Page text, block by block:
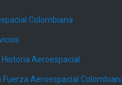
Colombiana
Aeroespacial
Fuerza Aeroespacial